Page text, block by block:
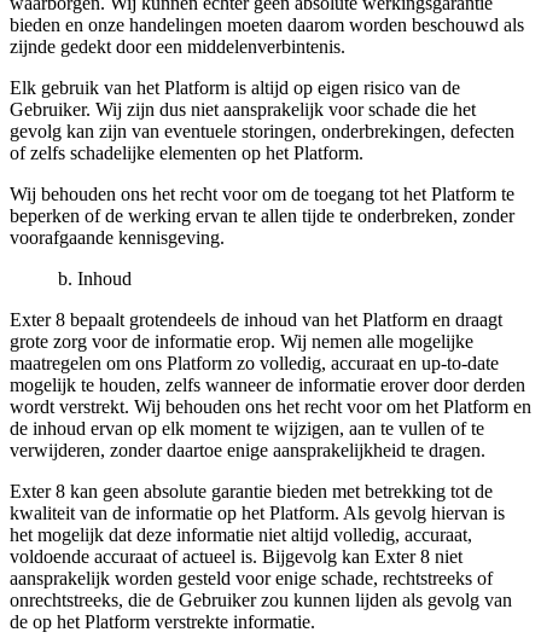
bieden en onze handelingen moeten daarom worden beschouwd als
zijnde gedekt door een middelenverbintenis.
Elk gebruik van het Platform is altijd op eigen risico van de
Gebruiker. Wij zijn dus niet aansprakelijk voor schade die het
gevolg kan zijn van eventuele storingen, onderbrekingen, defecten
of zelfs schadelijke elementen op het Platform.
Wij behouden ons het recht voor om de toegang tot het Platform te
beperken of de werking ervan te allen tijde te onderbreken, zonder
voorafgaande kennisgeving.
b. Inhoud
Exter 8 bepaalt grotendeels de inhoud van het Platform en draagt
grote zorg voor de informatie erop. Wij nemen alle mogelijke
maatregelen om ons Platform zo volledig, accuraat en up-to-date
mogelijk te houden, zelfs wanneer de informatie erover door derden
wordt verstrekt. Wij behouden ons het recht voor om het Platform en
de inhoud ervan op elk moment te wijzigen, aan te vullen of te
verwijderen, zonder daartoe enige aansprakelijkheid te dragen.
Exter 8 kan geen absolute garantie bieden met betrekking tot de
kwaliteit van de informatie op het Platform. Als gevolg hiervan is
het mogelijk dat deze informatie niet altijd volledig, accuraat,
voldoende accuraat of actueel is. Bijgevolg kan Exter 8 niet
aansprakelijk worden gesteld voor enige schade, rechtstreeks of
onrechtstreeks, die de Gebruiker zou kunnen lijden als gevolg van
de op het Platform verstrekte informatie.